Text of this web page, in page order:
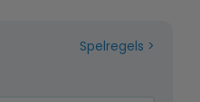
Spelregels